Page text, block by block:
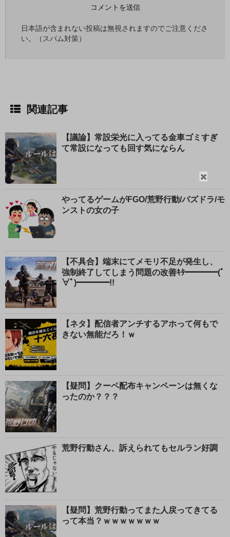
閉
じ
る
日本語が含まれない投稿は無視されますのでご注意くださ
い。（スパム対策）
関連記事
【議論】常設栄光に入ってる金車ゴミすぎ
て常設になっても回す気にならん
やってるゲームがFGO/荒野行動/パズドラ/モ
ンストの女の子
【不具合】端末にてメモリ不足が発生し、
強制終了してしまう問題の改善ｷﾀ━━━━(ﾟ
∀ﾟ)━━━━!!
【ネタ】配信者アンチするアホって何もで
きない無能だろ！ｗ
【疑問】クーペ配布キャンペーンは無くな
ったのか？？？
荒野行動さん、訴えられてもセルラン好調
【疑問】荒野行動ってまた人戻ってきてる
って本当？ｗｗｗｗｗｗｗ